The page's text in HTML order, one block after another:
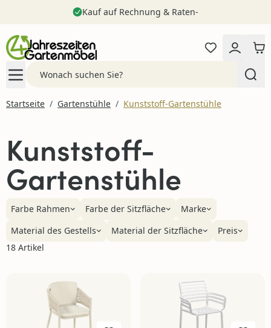
Kauf auf Rechnung & Raten-
Startseite / Gartenstühle / Kunststoff-Gartenstühle
Kunststoff-
Gartenstühle
Farbe Rahmen Farbe der Sitzfläche
Marke
Material des Gestells
Material der Sitzfläche
Preis
18 Artikel